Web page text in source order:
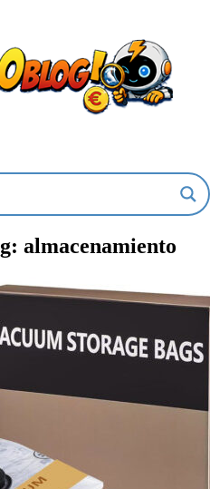
almacenamiento